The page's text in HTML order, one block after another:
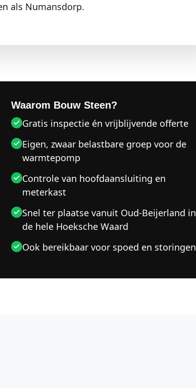
als Numansdorp.
Waarom Bouw Steen?
Gratis inspectie én vrijblijvende offerte
Eigen, zwaar belastbare groep voor de
warmtepomp
Controle van hoofdaansluiting en
meterkast
Snel ter plaatse vanuit Oud-Beijerland in
de hele Hoeksche Waard
Ook bereikbaar voor spoed en storingen